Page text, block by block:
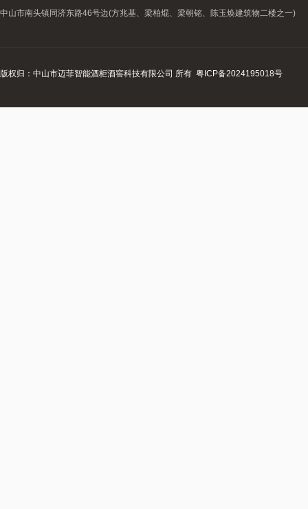
中山市南头镇同济东路46号边(方兆基、梁柏焜、梁朝铭、陈玉焕建筑物二楼之一)
版权归：中山市迈菲智能酒柜酒窖科技有限公司 所有 粤ICP备2024195018号